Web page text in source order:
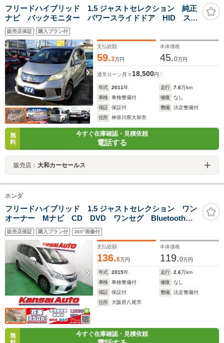
フリードハイブリッド 1.5 ジャストセレクション 純正
ナビ バックモニター パワースライドドア HID スマ
ートキー
販売店保証 購入プラン付
支払総額
59.3万円
本体価格
45.0万円
通常ローン 月々18,500円
年式 2011年 走行 7.6万km
車検
車検整備付 修復
なし
保証
保証付 整備
法定整備付
住所
神奈川県大和市
無
料
今すぐ在庫確認・見積依頼
電話する
販売店： 大和カーセールス
ホンダ
フリードハイブリッド 1.5 ジャストセレクション ワン
オーナー Mナビ CD DVD ワンセグ Bluetooth
バックカメラ ビルトインETC ドラレコ クルコン
スマートキー 15アルミ オートライト HID 両側電動
ドア ハーフレザー ABS
販売店保証 購入プラン付 360°画像付
支払総額
136.6万円
本体価格
119.0万円
年式 2015年 走行 2.6万km
車検
車検整備付 修復
なし
保証
保証付 整備
法定整備付
住所
大阪府八尾市
無
今すぐ在庫確認・見積依頼